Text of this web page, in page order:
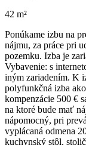
42 m²
Ponúkame izbu na
nájmu, za práce pri
pozemku. Izba je
Vybavenie: s
iným zariadením. K
polyfunkčná izba
kompenzácie 500 €
na ktoré bude mať
nápomocný, pri
vyplácaná odmena
kuchynský stôl,